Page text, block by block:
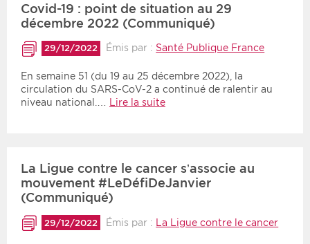
Rendez-vous des 7
prochains jours
Communiqués des 10
derniers jours
Recherche par mots clés
Rendez-vous
Communiqués
Les deux
Protection sociale
Sanitaire
Médico-social
Choisir une zone
Covid-19 : point de situation au 29
décembre 2022 (Communiqué)
29/12/2022 Émis par : Santé Publique France
En semaine 51 (du 19 au 25 décembre 2022), la
circulation du SARS-CoV-2 a continué de ralentir au
niveau national.…
Lire la suite
La Ligue contre le cancer s’associe au
mouvement #LeDéfiDeJanvier
(Communiqué)
29/12/2022 Émis par : La Ligue contre le cancer